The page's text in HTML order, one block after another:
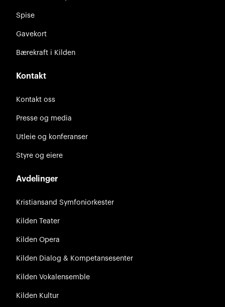
Spise
Gavekort
Bærekraft i Kilden
Kontakt
Kontakt oss
Presse og media
Utleie og konferanser
Styre og eiere
Avdelinger
Kristiansand Symfoniorkester
Kilden Teater
Kilden Opera
Kilden Dialog & Kompetansesenter
Kilden Vokalensemble
Kilden Kultur